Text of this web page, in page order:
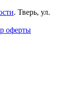
. Тверь, ул.
оферты